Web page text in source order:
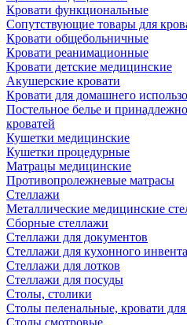
Кровати функциональные
Сопутствующие товары для
Кровати общебольничные
Кровати реанимационные
Кровати детские медицинские
Акушерские кровати
Кровати для домашнего
Постельное белье и
кроватей
Кушетки медицинские
Кушетки процедурные
Матрацы медицинские
Противопролежневые матрасы
Стеллажи
Металлические медицинские
Сборные стеллажи
Стеллажи для документов
Стеллажи для кухонного
Стеллажи для лотков
Стеллажи для посуды
Столы, столики
Столы пеленальные, кровати
Столы смотровые